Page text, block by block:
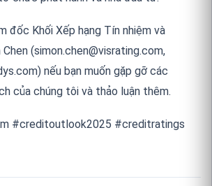
đốc Khối Xếp hạng Tín nhiệm và
(simon.chen@visrating.com,
nếu bạn muốn gặp gỡ các
của chúng tôi và thảo luận thêm.
#creditoutlook2025 #creditratings